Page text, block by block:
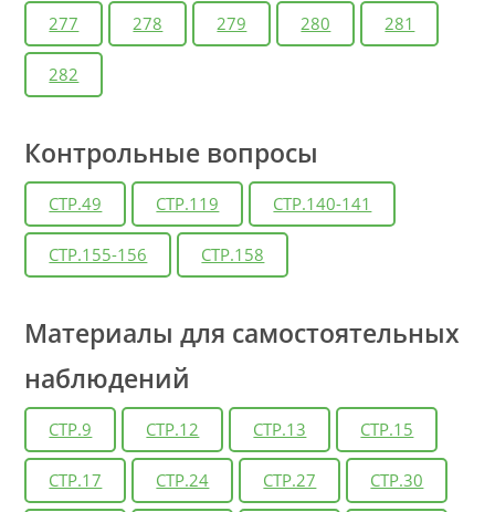
277 278 279 280 281
282
Контрольные вопросы
СТР.49 СТР.119 СТР.140-141
СТР.155-156 СТР.158
Материалы для самостоятельных
наблюдений
СТР.9 СТР.12 СТР.13 СТР.15
СТР.17 СТР.24 СТР.27 СТР.30